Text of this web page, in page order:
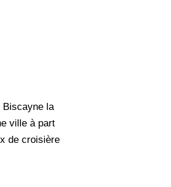
Biscayne la
ville à part
de croisière